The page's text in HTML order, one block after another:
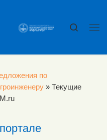
Search
по
» Текущие